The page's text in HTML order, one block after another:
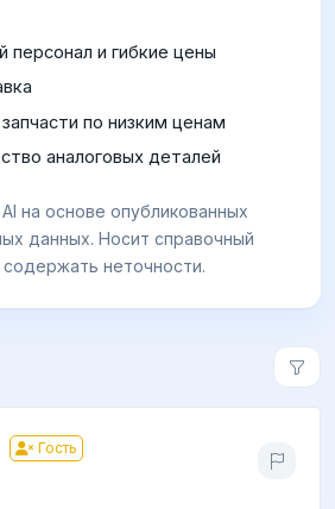
персонал и гибкие цены
по низким ценам
аналоговых деталей
на основе опубликованных
данных. Носит справочный
неточности.
Гость